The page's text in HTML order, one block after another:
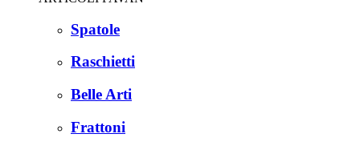
Spatole
Raschietti
Belle Arti
Frattoni